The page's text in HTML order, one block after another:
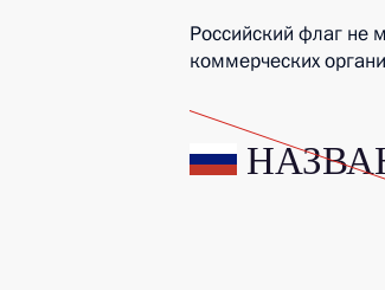
Российский флаг не
коммерческих